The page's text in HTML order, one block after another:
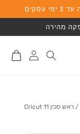
התחברות
לאתר
סל
קניות
/
ראש סכין 11 Cricut